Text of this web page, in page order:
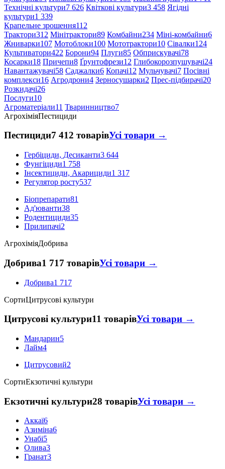
Технічні культури7 626 Квіткові культури3 458 Ягідні
культури1 339
Крапельне зрошення112
Трактори312 Мінітрактори89 Комбайни234 Міні-комбайни6
Жниварки107 Мотоблоки100 Мототрактори10 Сівалки124
Культиватори422 Борони94 Плуги85 Обприскувачі78
Косарки18 Причепи8 Ґрунтофрези12 Глибокорозпушувачі24
Навантажувачі58 Саджалки6 Копачі12 Мульчувачі7 Посівні
комплекси16 Агродрони4 Зерносушарки2 Прес-підбирачі20
Розкидачі26
Послуги10
Агроматеріали11 Тваринництво7
АгрохіміяПестициди
Пестициди7 412 товарівУсі товари →
Гербіциди, Десиканти3 644
Фунгіциди1 758
Інсектициди, Акарициди1 317
Регулятор росту537
Біопрепарати81
Ад'юванти38
Родентициди35
Прилипачі2
АгрохіміяДобрива
Добрива1 717 товарівУсі товари →
Добрива1 717
СортиЦитрусові культури
Цитрусові культури11 товарівУсі товари →
Мандарин5
Лайм4
Цитрусовий2
СортиЕкзотичні культури
Екзотичні культури28 товарівУсі товари →
Аккаї6
Азиміна6
Унабі5
Олива3
Гранат3